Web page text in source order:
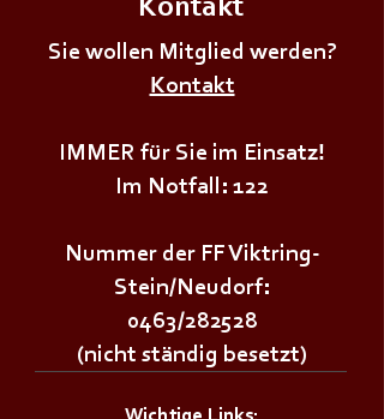
Kontakt
Sie wollen Mitglied werden?
Kontakt
IMMER für Sie im Einsatz!
Im Notfall: 122
Nummer der FF Viktring-
Stein/Neudorf:
0463/282528
(nicht ständig besetzt)